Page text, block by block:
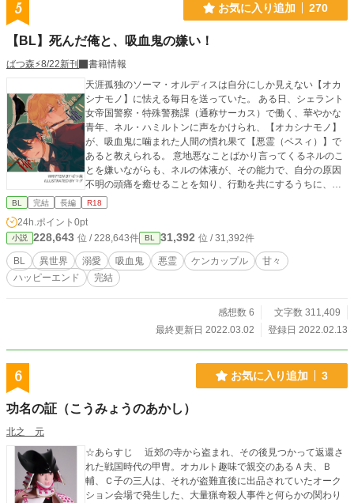
5 お気に入り追加 270
【BL】死んだ俺と、吸血鬼の嫌い！
ばつ森⚡️8/22新刊
書籍情報
天涯孤独のソーマ・オルディスは自分にしか見えない【オカ
シナモノ】に怯える毎日を送っていた。 ある日、シェラント
女帝国警察・特殊警務課（通称サーカス）で働く、華やかな
青年、ネル・ハミルトンに声をかけられ、【オカシナモノ】
が、吸血鬼に噛まれた人間の慣れ果て【悪霊（ベスィ）】で
あると教えられる。 意地悪なことばかり言ってくるネルのこ
とを嫌いながらも、ネルの体液が、その能力で、自分の原因
不明の頭痛を癒せることを知り、行動を共にするうちに、ネ
ルの優しさに気づいたソーマの気持ちは変化してきて…？ 吸
いく中、国を巻き込んだ、永きに渡るネルとソーマの因縁の
関係が浮かび上がる。二人の運命の恋の結末はいかに？！
【チャラ（見た目）警務官攻×ツンデレ受】 ケンカップル★
バディ ※かっこいいネルとかわいいソーマのイラストは、マ
グさん（https://twitter.com/honnokansoaka）に頂きました！
させて下さい。よろしくお願いします！
BL 完結 長編 R18
24h.ポイント 0pt
小説 228,643 位 / 228,643件 BL 31,392 位 / 31,392件
BL 異世界 溺愛 吸血鬼 悪霊 ケンカップル
甘々
ハッピーエンド
完結
感想数 6
文字数 311,409
最終更新日 2022.03.02
登録日 2022.02.13
6 お気に入り追加 3
功名の証（こうみょうのあかし）
北之 元
☆あらすじ 近郊の寺から盗まれ、その後見つかって返還さ
れた戦国時代の甲冑。オカルト趣味で親交のあるＡ夫、Ｂ
輔、Ｃ子の三人は、それが盗難直後に出品されていたオーク
ション会場で発生した、大量猟奇殺人事件と何らかの関わり